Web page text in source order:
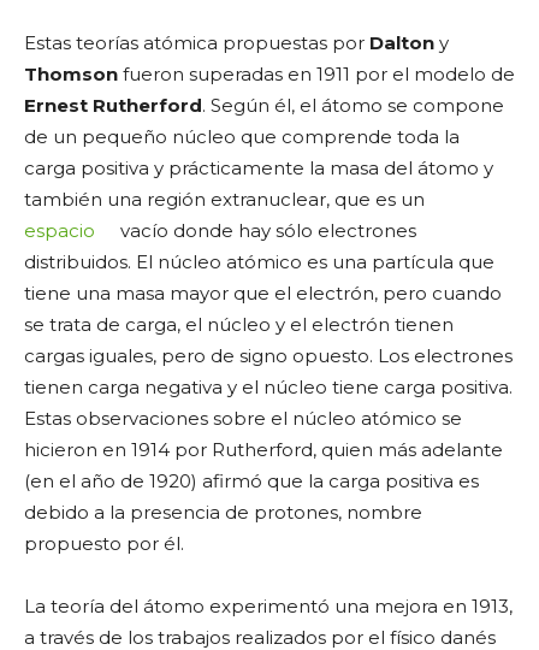
Estas teorías atómica propuestas por Dalton y
Thomson fueron superadas en 1911 por el modelo de
Ernest Rutherford. Según él, el átomo se compone
de un pequeño núcleo que comprende toda la
carga positiva y prácticamente la masa del átomo y
también una región extranuclear, que es un
espacio
vacío donde hay sólo electrones
distribuidos. El núcleo atómico es una partícula que
tiene una masa mayor que el electrón, pero cuando
se trata de carga, el núcleo y el electrón tienen
cargas iguales, pero de signo opuesto. Los electrones
tienen carga negativa y el núcleo tiene carga positiva.
Estas observaciones sobre el núcleo atómico se
hicieron en 1914 por Rutherford, quien más adelante
(en el año de 1920) afirmó que la carga positiva es
debido a la presencia de protones, nombre
propuesto por él.
La teoría del átomo experimentó una mejora en 1913,
a través de los trabajos realizados por el físico danés